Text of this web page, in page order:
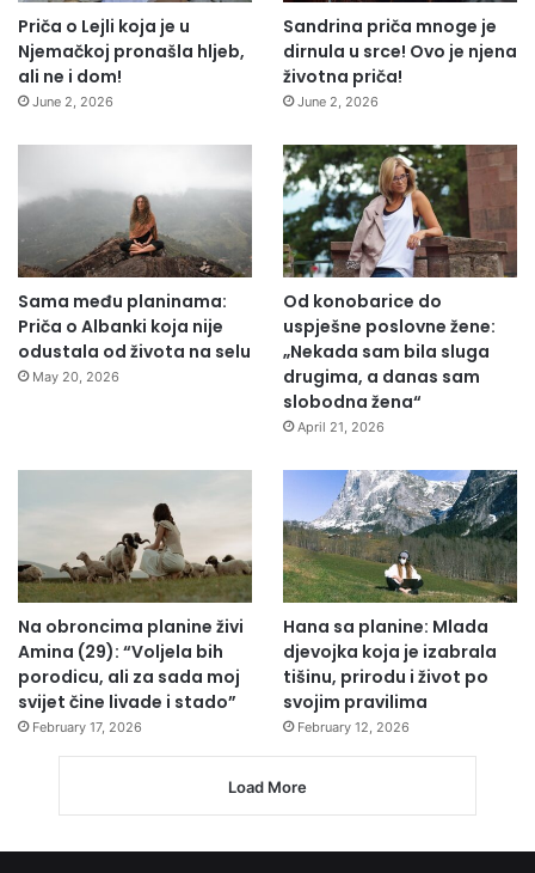
Priča o Lejli koja je u
Njemačkoj pronašla hljeb,
ali ne i dom!
June 2, 2026
Sandrina priča mnoge je
dirnula u srce! Ovo je njena
životna priča!
June 2, 2026
Sama među planinama:
Priča o Albanki koja nije
odustala od života na selu
May 20, 2026
Od konobarice do
uspješne poslovne žene:
„Nekada sam bila sluga
drugima, a danas sam
slobodna žena“
April 21, 2026
Na obroncima planine živi
Amina (29): “Voljela bih
porodicu, ali za sada moj
svijet čine livade i stado”
February 17, 2026
Hana sa planine: Mlada
djevojka koja je izabrala
tišinu, prirodu i život po
svojim pravilima
February 12, 2026
Load More